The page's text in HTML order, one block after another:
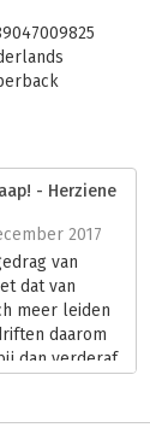
Contact
- Herziene
2017
van
dat van
meer leiden
daarom
dan verderaf